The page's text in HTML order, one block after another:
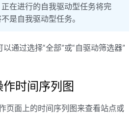
在进行的自我驱动型任务将完
是自我驱动型任务。
通过选择“全部”或“自驱动筛选器”
时间序列图
页面上的时间序列图来查看站点或